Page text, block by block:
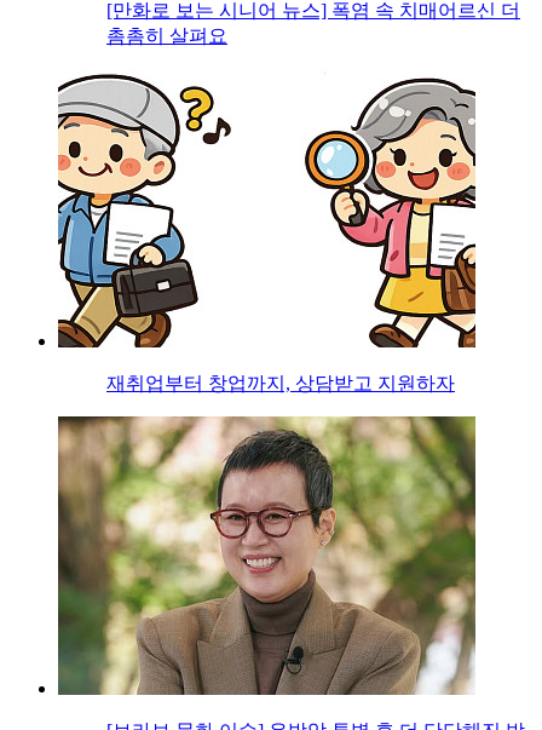
[만화로 보는 시니어 뉴스] 폭염 속 치매어르신 더
촘촘히 살펴요
재취업부터 창업까지, 상담받고 지원하자